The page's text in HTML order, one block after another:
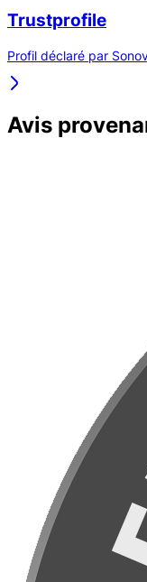
Trustprofile
Profil déclaré par
Avis